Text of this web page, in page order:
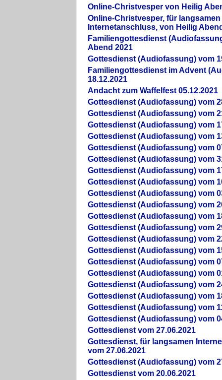
Online-Christvesper von Heilig
Online-Christvesper, für langsamen
Internetanschluss, von Heilig
Familiengottesdienst
Abend 2021
Gottesdienst (Audiofassung) vom
Familiengottesdienst im Advent
18.12.2021
Andacht zum Waffelfest 05.12.2021
Gottesdienst (Audiofassung) vom
Gottesdienst (Audiofassung) vom
Gottesdienst (Audiofassung) vom
Gottesdienst (Audiofassung) vom
Gottesdienst (Audiofassung) vom
Gottesdienst (Audiofassung) vom
Gottesdienst (Audiofassung) vom
Gottesdienst (Audiofassung) vom
Gottesdienst (Audiofassung) vom
Gottesdienst (Audiofassung) vom
Gottesdienst (Audiofassung) vom
Gottesdienst (Audiofassung) vom
Gottesdienst (Audiofassung) vom
Gottesdienst (Audiofassung) vom
Gottesdienst (Audiofassung) vom
Gottesdienst (Audiofassung) vom
Gottesdienst (Audiofassung) vom
Gottesdienst (Audiofassung) vom
Gottesdienst (Audiofassung) vom
Gottesdienst (Audiofassung) vom
Gottesdienst vom 27.06.2021
Gottesdienst, für langsamen
vom 27.06.2021
Gottesdienst (Audiofassung) vom
Gottesdienst vom 20.06.2021